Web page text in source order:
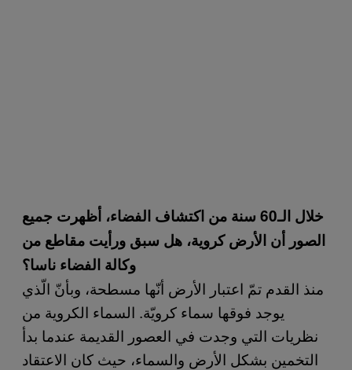
خلال الـ60 سنة من اكتشاف الفضاء، أظهرت جميع
الصور أن الأرض كروية، هل سبق ورأيت مقاطع من
وكالة الفضاء ناسا؟
منذ القدم تمّ اعتبار الأرض أنّها مسطحة، وبأنّ الّذي
يوجد فوقها سماء كرويّة. السماء الكروية من
نظريات التي وجدت في العصور القديمة عندما بدأ
التخمين بشكل الأرض والسماء، حيث كان الاعتقاد